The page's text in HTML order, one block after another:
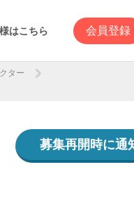
はこちら 会員登録
ター
募集再開時に通